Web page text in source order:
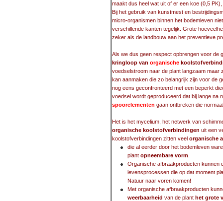
maakt dus heel wat uit of er een koe (0,5
Bij het gebruik van kunstmest en
micro-organismen binnen het bodemleven
verschillende kanten tegelijk. Grote
zeker als de landbouw aan het preventieve
Als we dus geen respect opbrengen voor de
kringloop van organische
voedselstroom naar de plant langzaam maar
kan aanmaken die zo belangrijk zijn voor de
nog eens geconfronteerd met een beperkt
voedsel wordt geproduceerd dat bij lange na
spoorelementen gaan ontbreken die
Het is het mycelium, het netwerk van
organische koolstofverbindingen uit een
koolstofverbindingen zitten veel organische
die al eerder door het bodemleven
plant opneembare vorm
Organische afbraakproducten kunnen
levensprocessen die op dat moment
Natuur naar voren komen!
Met organische afbraakproducten
weerbaarheid van de plant het grote